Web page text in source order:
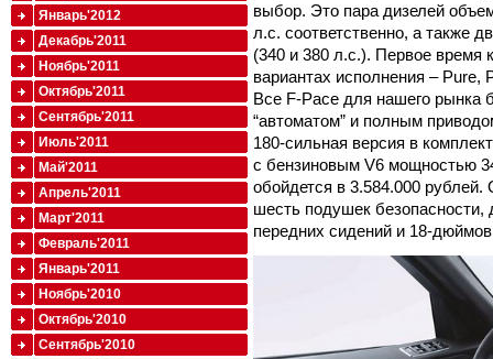
выбор. Это пара дизелей
л.с. соответственно, а также
(340 и 380 л.с.). Первое время
вариантах исполнения – Pure,
Все F-Pace для нашего рынка
“автоматом” и полным
180-сильная версия в
с бензиновым V6 мощностью
обойдется в 3.584.000
шесть подушек безопасности,
передних сидений и 18-
Январь'2012
Декабрь'2011
Ноябрь'2011
Октябрь'2011
Сентябрь'2011
Июль'2011
Май'2011
Апрель'2011
Март'2011
Февраль'2011
Январь'2011
Ноябрь'2010
Октябрь'2010
Сентябрь'2010